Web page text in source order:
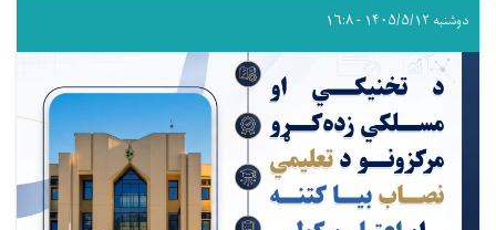
دوشنبه ۱۴۰۵/۵/۱۲ - ۱۶:۸